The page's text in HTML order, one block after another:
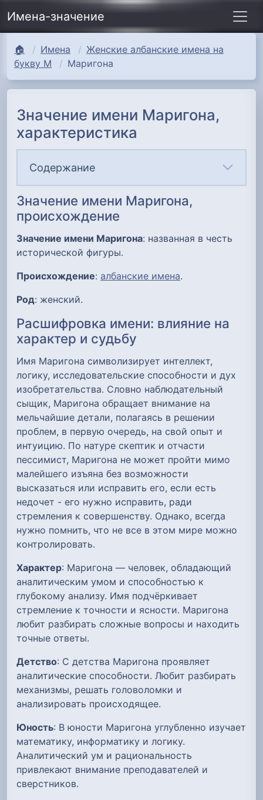
Имена-значение
🏠 Имена
Женские албанские имена на
букву М
Маригона
Значение имени Маригона,
характеристика
Содержание
Значение имени Маригона,
происхождение
Значение имени Маригона: названная в честь
исторической фигуры.
Происхождение: албанские имена.
Род: женский.
Расшифровка имени: влияние на
характер и судьбу
Имя Маригона символизирует интеллект,
логику, исследовательские способности и дух
изобретательства. Словно наблюдательный
сыщик, Маригона обращает внимание на
мельчайшие детали, полагаясь в решении
проблем, в первую очередь, на свой опыт и
интуицию. По натуре скептик и отчасти
пессимист, Маригона не может пройти мимо
малейшего изъяна без возможности
высказаться или исправить его, если есть
недочет - его нужно исправить, ради
стремления к совершенству. Однако, всегда
нужно помнить, что не все в этом мире можно
контролировать.
Характер: Маригона — человек, обладающий
аналитическим умом и способностью к
глубокому анализу. Имя подчёркивает
стремление к точности и ясности. Маригона
любит разбирать сложные вопросы и находить
точные ответы.
Детство: С детства Маригона проявляет
аналитические способности. Любит разбирать
механизмы, решать головоломки и
анализировать происходящее.
Юность: В юности Маригона углубленно изучает
математику, информатику и логику.
Аналитический ум и рациональность
привлекают внимание преподавателей и
сверстников.